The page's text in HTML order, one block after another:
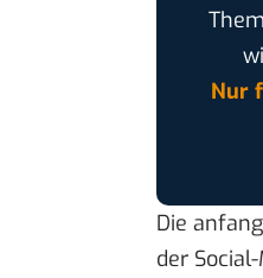
Nur
Die
der